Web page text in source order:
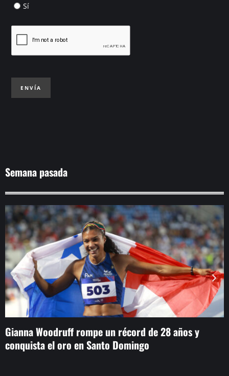
Sí
ENVÍA
Semana pasada
Gianna Woodruff rompe un récord de 28 años y
conquista el oro en Santo Domingo